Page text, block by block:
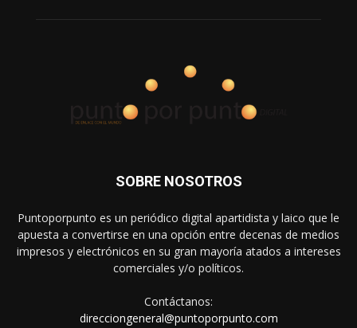
SOBRE NOSOTROS
Puntoporpunto es un periódico digital apartidista y laico que le
apuesta a convertirse en una opción entre decenas de medios
impresos y electrónicos en su gran mayoría atados a intereses
comerciales y/o políticos.
Contáctanos:
direcciongeneral@puntoporpunto.com